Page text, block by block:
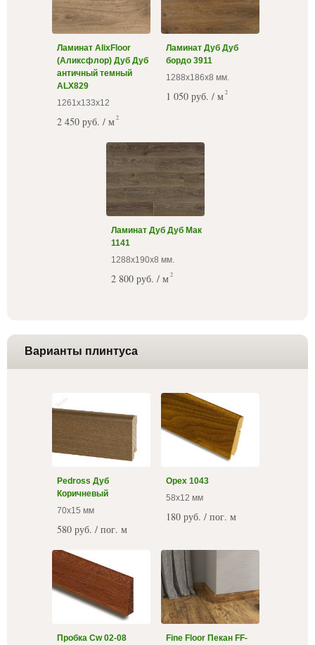
Ламинат AlixFloor
(Аликсфлор) Дуб Дуб
античный темный
ALX829
1261х133х12
2 450 руб. / м 2
Ламинат Дуб Дуб
бордо 3911
1288х186х8 мм.
1 050 руб. / м 2
Ламинат Дуб Дуб Мак
1141
1288х190х8 мм.
2 800 руб. / м 2
Варианты плинтуса
Pedross Дуб
Коричневый
70x15 мм
580 руб. / пог. м
Орех 1043
58х12 мм
180 руб. / пог. м
Пробка Cw 02-08
Fine Floor Пекан FF-